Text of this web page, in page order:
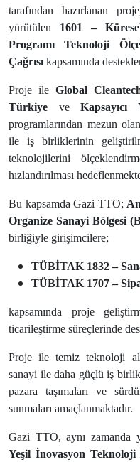
tarafından hazırlanan
yürütülen 1601 –
Programı Teknoloji
Çağrısı kapsamında
Proje ile Global
Türkiye veKapsayıcı
programlarından mezun
ile iş birliklerinin
teknolojilerini
hızlandırılması
Bu kapsamda Gazi TTO;
Organize Sanayi Bölgesi
birliğiyle girişimcilere;
TÜBİTAK 1832 –
TÜBİTAK 1707 –
kapsamında proje
ticarileştirme süreçlerinde
Proje ile temiz teknoloji
sanayi ile daha güçlü iş
pazara taşımaları ve
sunmaları amaçlanmaktadır.
Gazi TTO, aynı zamanda
Yeşil İnovasyon